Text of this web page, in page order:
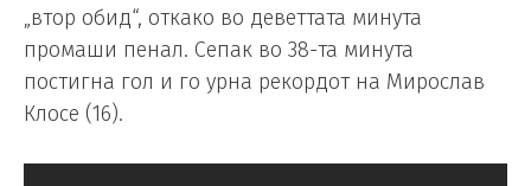
„втор обид“, откако во деветтата минута
промаши пенал. Сепак во 38-та минута
постигна гол и го урна рекордот на Мирослав
Клосе (16).